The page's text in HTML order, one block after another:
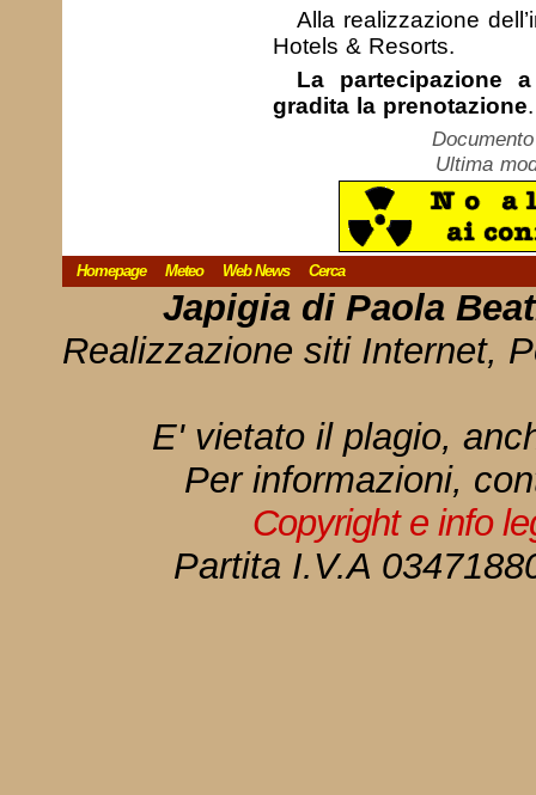
Alla realizzazione
Hotels & Resorts.
La partecipazione
gradita la prenotazione.
Ultima
Homepage Meteo Web News Cerca
Japigia di Paola
Realizzazione siti Internet,
E' vietato il plagio,
Per informazioni,
Copyright e info
Partita I.V.A